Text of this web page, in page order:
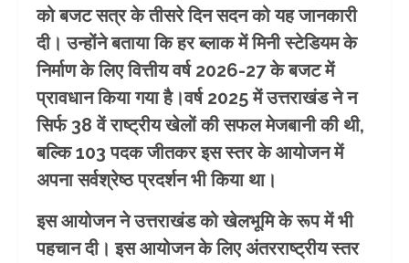
को बजट सत्र के तीसरे दिन सदन को यह जानकारी
दी। उन्होंने बताया कि हर ब्लाक में मिनी स्टेडियम के
निर्माण के लिए वित्तीय वर्ष 2026-27 के बजट में
प्रावधान किया गया है।वर्ष 2025 में उत्तराखंड ने न
सिर्फ 38 वें राष्ट्रीय खेलों की सफल मेजबानी की थी,
बल्कि 103 पदक जीतकर इस स्तर के आयोजन में
अपना सर्वश्रेष्ठ प्रदर्शन भी किया था।
इस आयोजन ने उत्तराखंड को खेलभूमि के रूप में भी
पहचान दी। इस आयोजन के लिए अंतरराष्ट्रीय स्तर